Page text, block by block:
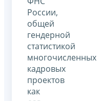
России,
общей
гендерной
статистикой
многочисленных
кадровых
проектов
как